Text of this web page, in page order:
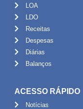
LOA
LDO
Receitas
Despesas
Diárias
Balanços
ACESSO RÁPIDO
Notícias